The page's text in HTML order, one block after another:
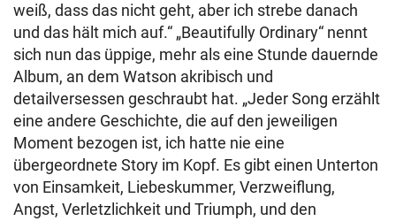
weiß, dass das nicht geht, aber ich strebe danach
und das hält mich auf.“ „Beautifully Ordinary“ nennt
sich nun das üppige, mehr als eine Stunde dauernde
Album, an dem Watson akribisch und
detailversessen geschraubt hat. „Jeder Song erzählt
eine andere Geschichte, die auf den jeweiligen
Moment bezogen ist, ich hatte nie eine
übergeordnete Story im Kopf. Es gibt einen Unterton
von Einsamkeit, Liebeskummer, Verzweiflung,
Angst, Verletzlichkeit und Triumph, und den